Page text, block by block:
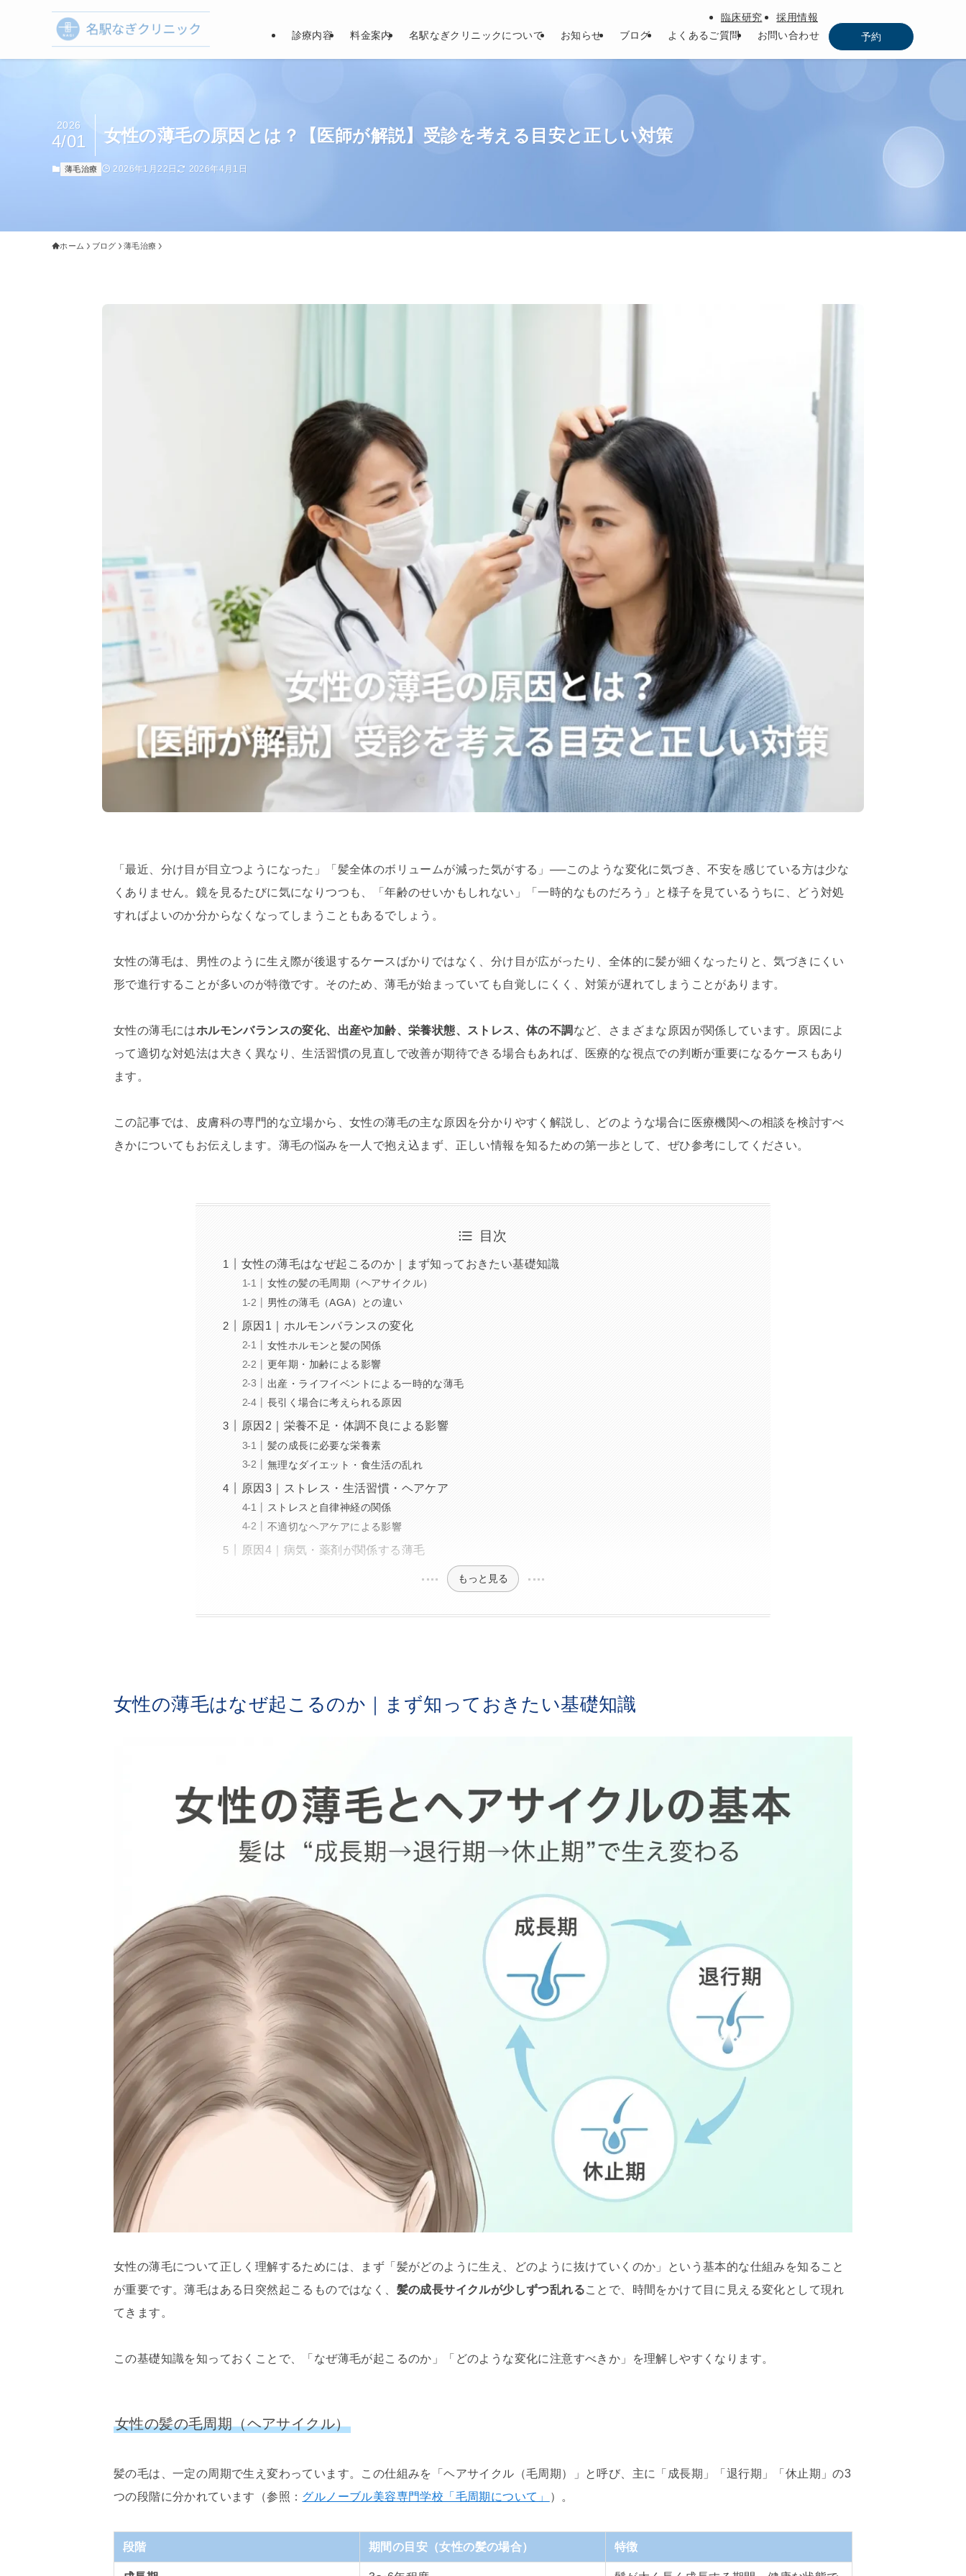
診療内容 料金案内 名駅なぎクリニックについて お知らせ ブログ よくあるご質問 お問い合わせ 予約
臨床研究 採用情報
女性の薄毛の原因とは？【医師が解説】受診を考える目安と正しい対策
2026
4/01
薄毛治療 2026年1月22日 2026年4月1日
ホーム ブログ 薄毛治療
「最近、分け目が目立つようになった」「髪全体のボリュームが減った気がする」──このような変化に気づき、不安を感じている方は少な
くありません。鏡を見るたびに気になりつつも、「年齢のせいかもしれない」「一時的なものだろう」と様子を見ているうちに、どう対処
すればよいのか分からなくなってしまうこともあるでしょう。
女性の薄毛は、男性のように生え際が後退するケースばかりではなく、分け目が広がったり、全体的に髪が細くなったりと、気づきにくい
形で進行することが多いのが特徴です。そのため、薄毛が始まっていても自覚しにくく、対策が遅れてしまうことがあります。
女性の薄毛にはホルモンバランスの変化、出産や加齢、栄養状態、ストレス、体の不調 など、さまざまな原因が関係しています。原因によ
って適切な対処法は大きく異なり、生活習慣の見直しで改善が期待できる場合もあれば、医療的な視点での判断が重要になるケースもあり
ます。
この記事では、皮膚科の専門的な立場から、女性の薄毛の主な原因を分かりやすく解説し、どのような場合に医療機関への相談を検討すべ
きかについてもお伝えします。薄毛の悩みを一人で抱え込まず、正しい情報を知るための第一歩として、ぜひ参考にしてください。
目次
女性の薄毛はなぜ起こるのか｜まず知っておきたい基礎知識
女性の髪の毛周期（ヘアサイクル）
男性の薄毛（AGA）との違い
原因1｜ホルモンバランスの変化
女性ホルモンと髪の関係
更年期・加齢による影響
出産・ライフイベントによる一時的な薄毛
長引く場合に考えられる原因
原因2｜栄養不足・体調不良による影響
髪の成長に必要な栄養素
無理なダイエット・食生活の乱れ
原因3｜ストレス・生活習慣・ヘアケア
ストレスと自律神経の関係
不適切なヘアケアによる影響
原因4｜病気・薬剤が関係する薄毛
もっと見る
女性の薄毛はなぜ起こるのか｜まず知っておきたい基礎知識
女性の薄毛について正しく理解するためには、まず「髪がどのように生え、どのように抜けていくのか」という基本的な仕組みを知ること
が重要です。薄毛はある日突然起こるものではなく、 髪の成長サイクルが少しずつ乱れることで、時間をかけて目に見える変化として現れ
てきます。
この基礎知識を知っておくことで、「なぜ薄毛が起こるのか」「どのような変化に注意すべきか」を理解しやすくなります。
女性の髪の毛周期（ヘアサイクル）
髪の毛は、一定の周期で生え変わっています。この仕組みを「ヘアサイクル（毛周期）」と呼び、主に「成長期」「退行期」「休止期」の3
つの段階に分かれています（参照： グルノーブル美容専門学校「毛周期について」 ）。
段階 期間の目安（女性の髪の場合） 特徴